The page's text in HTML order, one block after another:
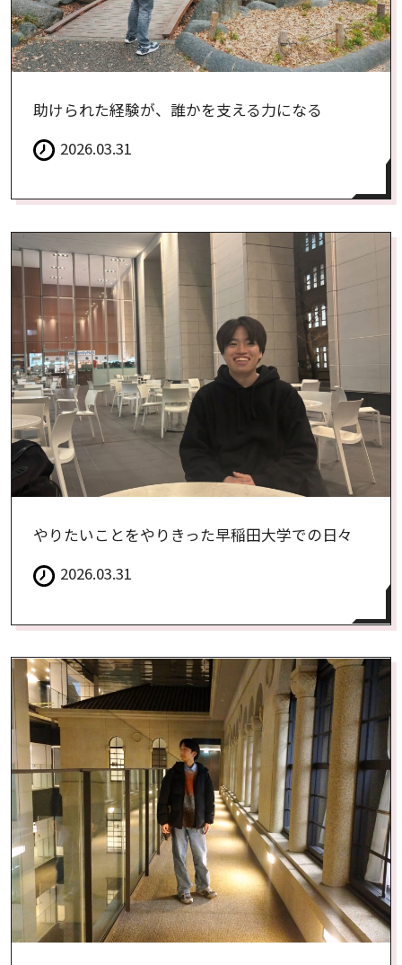
助けられた経験が、誰かを支える力になる
2026.03.31
やりたいことをやりきった早稲田大学での日々
2026.03.31